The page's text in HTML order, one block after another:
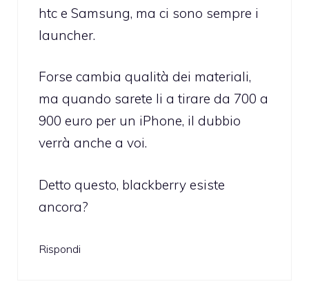
htc e Samsung, ma ci sono sempre i
launcher.
Forse cambia qualità dei materiali,
ma quando sarete li a tirare da 700 a
900 euro per un iPhone, il dubbio
verrà anche a voi.
Detto questo, blackberry esiste
ancora?
Rispondi